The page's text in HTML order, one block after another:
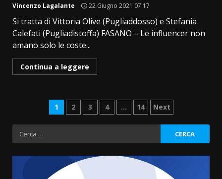
Vincenzo Lagalante 22 Giugno 2021 07:17
Si tratta di Vittoria Olive (Pugliaddosso) e Stefania
Calefati (Pugliadistoffa) FASANO – Le influencer non
amano solo le coste...
Continua a leggere
Paginazione
degli
articoli
1 2 3 4 … 14 Next
Ricerca
per: